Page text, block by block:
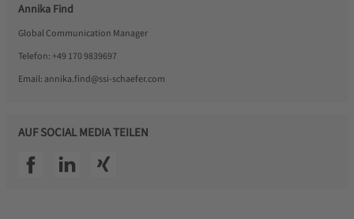
Annika Find
Global Communication Manager
Telefon: +49 170 9839697
Email: annika.find@ssi-schaefer.com
AUF SOCIAL MEDIA TEILEN
SSI facebook
SSI linkedin
SSI xing